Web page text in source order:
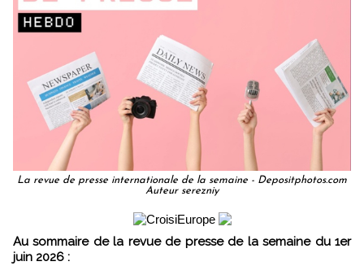
La revue de presse internationale de la semaine - Depositphotos.com
Auteur serezniy
Au sommaire de la revue de presse de la semaine du 1er
juin 2026 :